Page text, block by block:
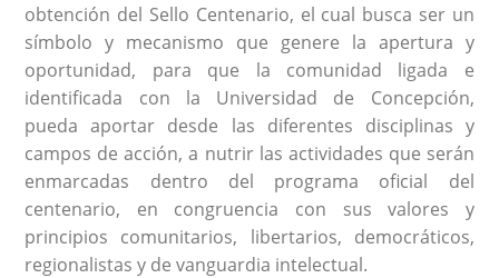
obtención del Sello Centenario, el cual busca ser un
símbolo y mecanismo que genere la apertura y
oportunidad, para que la comunidad ligada e
identificada con la Universidad de Concepción,
pueda aportar desde las diferentes disciplinas y
campos de acción, a nutrir las actividades que serán
enmarcadas dentro del programa oficial del
centenario, en congruencia con sus valores y
principios comunitarios, libertarios, democráticos,
regionalistas y de vanguardia intelectual.